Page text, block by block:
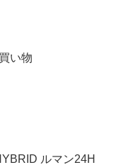
い物
ルマン24H